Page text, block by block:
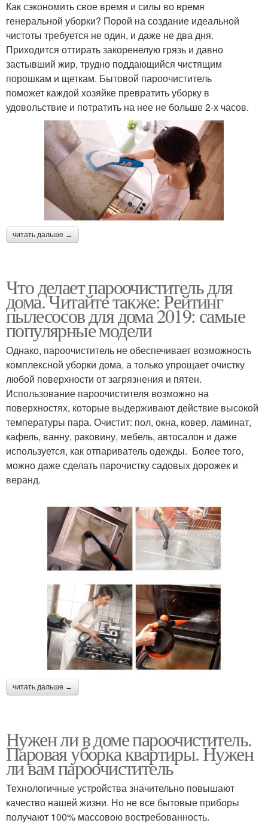
Как сэкономить свое время и силы во время
генеральной уборки? Порой на создание идеальной
чистоты требуется не один, и даже не два дня.
Приходится оттирать закоренелую грязь и давно
застывший жир, трудно поддающийся чистящим
порошкам и щеткам. Бытовой пароочиститель
поможет каждой хозяйке превратить уборку в
удовольствие и потратить на нее не больше 2-х часов.
читать дальше →
Что делает пароочиститель для
дома. Читайте также: Рейтинг
пылесосов для дома 2019: самые
популярные модели
Однако, пароочиститель не обеспечивает возможность
комплексной уборки дома, а только упрощает очистку
любой поверхности от загрязнения и пятен.
Использование пароочистителя возможно на
поверхностях, которые выдерживают действие высокой
температуры пара. Очистит: пол, окна, ковер, ламинат,
кафель, ванну, раковину, мебель, автосалон и даже
используется, как отпариватель одежды. Более того,
можно даже сделать парочистку садовых дорожек и
веранд.
читать дальше →
Нужен ли в доме пароочиститель.
Паровая уборка квартиры. Нужен
ли вам пароочиститель
Технологичные устройства значительно повышают
качество нашей жизни. Но не все бытовые приборы
получают 100% массовою востребованность.